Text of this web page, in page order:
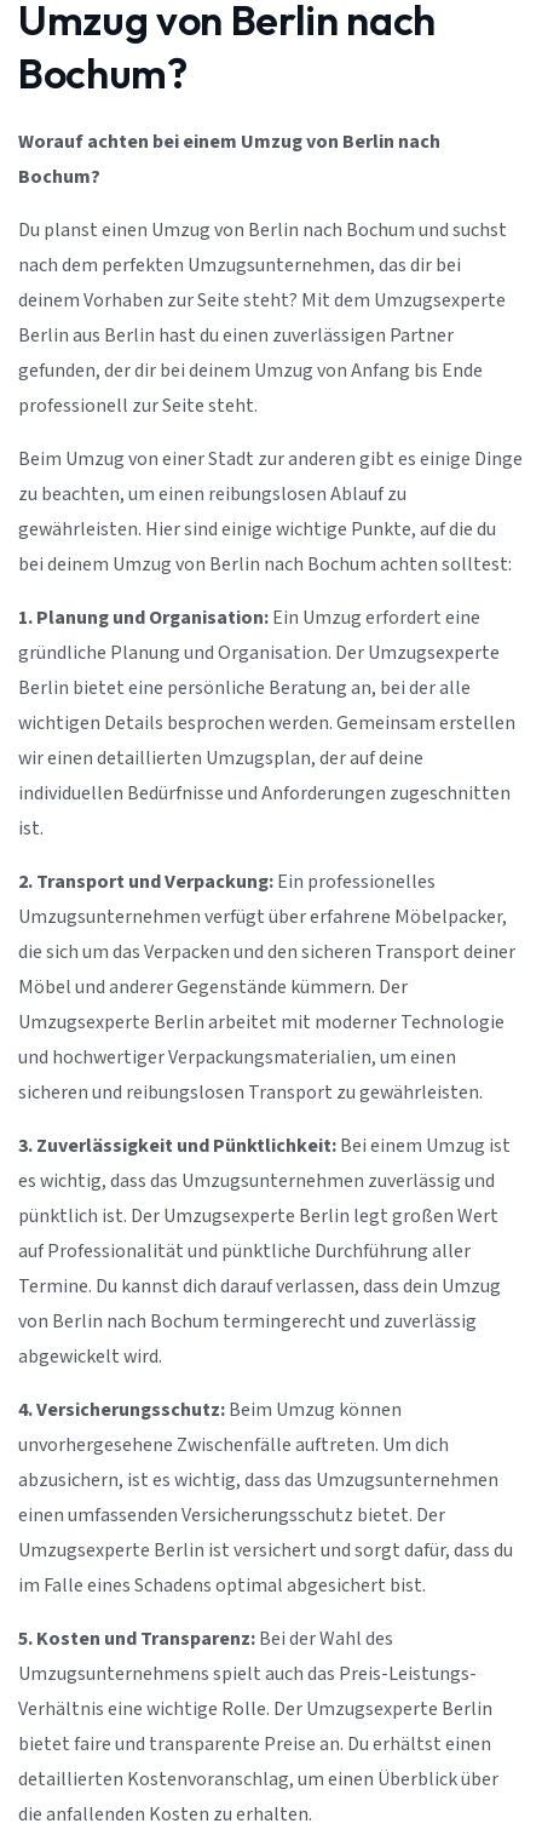
Umzug von Berlin nach
Bochum?
Worauf achten bei einem Umzug von Berlin nach
Bochum?
Du planst einen Umzug von Berlin nach Bochum und suchst
nach dem perfekten Umzugsunternehmen, das dir bei
deinem Vorhaben zur Seite steht? Mit dem Umzugsexperte
Berlin aus Berlin hast du einen zuverlässigen Partner
gefunden, der dir bei deinem Umzug von Anfang bis Ende
professionell zur Seite steht.
Beim Umzug von einer Stadt zur anderen gibt es einige Dinge
zu beachten, um einen reibungslosen Ablauf zu
gewährleisten. Hier sind einige wichtige Punkte, auf die du
bei deinem Umzug von Berlin nach Bochum achten solltest:
1. Planung und Organisation:Ein Umzug erfordert eine
gründliche Planung und Organisation. Der Umzugsexperte
Berlin bietet eine persönliche Beratung an, bei der alle
wichtigen Details besprochen werden. Gemeinsam erstellen
wir einen detaillierten Umzugsplan, der auf deine
individuellen Bedürfnisse und Anforderungen zugeschnitten
ist.
2. Transport und Verpackung:Ein professionelles
Umzugsunternehmen verfügt über erfahrene Möbelpacker,
die sich um das Verpacken und den sicheren Transport deiner
Möbel und anderer Gegenstände kümmern. Der
Umzugsexperte Berlin arbeitet mit moderner Technologie
und hochwertiger Verpackungsmaterialien, um einen
sicheren und reibungslosen Transport zu gewährleisten.
3. Zuverlässigkeit und Pünktlichkeit:Bei einem Umzug ist
es wichtig, dass das Umzugsunternehmen zuverlässig und
pünktlich ist. Der Umzugsexperte Berlin legt großen Wert
auf Professionalität und pünktliche Durchführung aller
Termine. Du kannst dich darauf verlassen, dass dein Umzug
von Berlin nach Bochum termingerecht und zuverlässig
abgewickelt wird.
4. Versicherungsschutz:Beim Umzug können
unvorhergesehene Zwischenfälle auftreten. Um dich
abzusichern, ist es wichtig, dass das Umzugsunternehmen
einen umfassenden Versicherungsschutz bietet. Der
Umzugsexperte Berlin ist versichert und sorgt dafür, dass du
im Falle eines Schadens optimal abgesichert bist.
5. Kosten und Transparenz:Bei der Wahl des
Umzugsunternehmens spielt auch das Preis-Leistungs-
Verhältnis eine wichtige Rolle. Der Umzugsexperte Berlin
bietet faire und transparente Preise an. Du erhältst einen
detaillierten Kostenvoranschlag, um einen Überblick über
die anfallenden Kosten zu erhalten.